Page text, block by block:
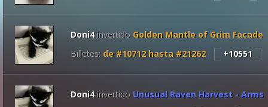
Doni4 invertido Golden Mantle of Grim Facade
Billetes: de #10712hasta #21262 +10551
Doni4 invertido Unusual Raven Harvest - Arms